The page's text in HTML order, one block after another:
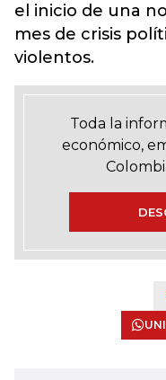
el inicio de una
mes de crisis
violentos.
Toda la
económico,